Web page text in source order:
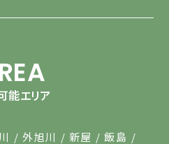
能エリア
外旭川 新屋
飯島